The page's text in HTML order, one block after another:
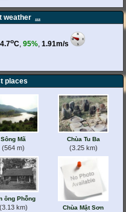
weather ...
places
Sông Mã
(564 m)
Chùa Tu Ba
(3.25 km)
ông Phỗng
(3.13 km) Chùa Mật Sơn